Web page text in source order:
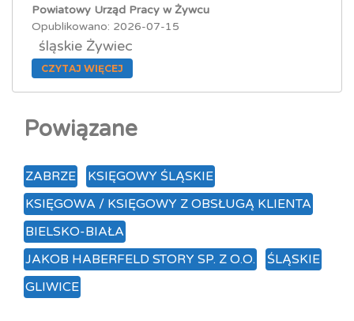
Powiatowy Urząd Pracy w Żywcu
Opublikowano: 2026-07-15
śląskie Żywiec
CZYTAJ WIĘCEJ
Powiązane
ZABRZE
KSIĘGOWY ŚLĄSKIE
KSIĘGOWA / KSIĘGOWY Z OBSŁUGĄ KLIENTA
BIELSKO-BIAŁA
JAKOB HABERFELD STORY SP. Z O.O.
ŚLĄSKIE
GLIWICE